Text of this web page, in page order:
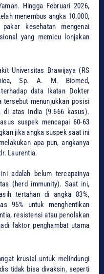
Hingga Februari 2026,
menembus angka 10.000,
kesehatan mengenai
yang memicu lonjakan
Universitas Brawijaya (RS
Sp. A. M. Biomed,
terhadap data Ikatan Dokter
menunjukkan posisi
di atas India (9.666 kasus).
suspek mencapai 60-63
jika angka suspek saat ini
apa pun, angkanya
Laurentia.
adalah belum tercapainya
(herd immunity). Saat ini,
tertahan di angka 83%,
95% untuk menghentikan
resistensi atau penolakan
faktor penghambat utama
krusial untuk melindungi
tidak bisa divaksin, seperti